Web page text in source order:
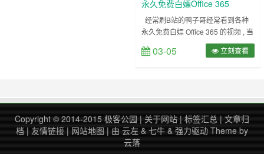
永久免费白嫖Office 365
A1/A1P账号？现在微软开始大
规模封杀
经常刷B站的鸭子哥经常看到各种
永久免费白嫖 Office 365 的视频 , 当
然不用看视频也知道里面是什么方
法。 这种所谓的永久免费白嫖指的
就是A1/A1P学生和教育账户 ，这些
的，这就是为什么蓝点网多年前免费
赠送的教育版账号后面陆续都被封掉
的原因。 蓝点网也倒是介绍过其他
正规……
03-05 立刻查看
Copyright © 2014-2015 极客公园 | 关于网站 | 标签汇总 | 文章归
档 | 友情链接 | 网站地图 | 由 云左 & 七牛 & 强力驱动 Theme by
云落